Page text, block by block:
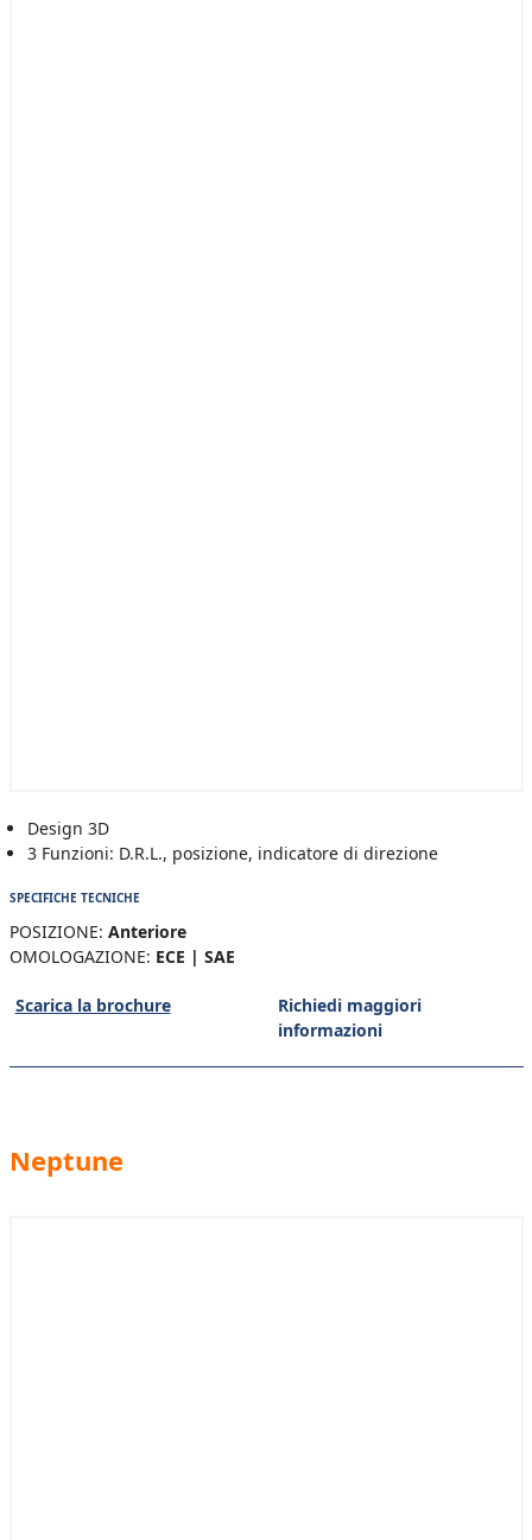
Design 3D
3 Funzioni: D.R.L., posizione, indicatore di direzione
SPECIFICHE TECNICHE
POSIZIONE: Anteriore
OMOLOGAZIONE: ECE | SAE
Scarica la brochure
Richiedi maggiori
informazioni
Neptune